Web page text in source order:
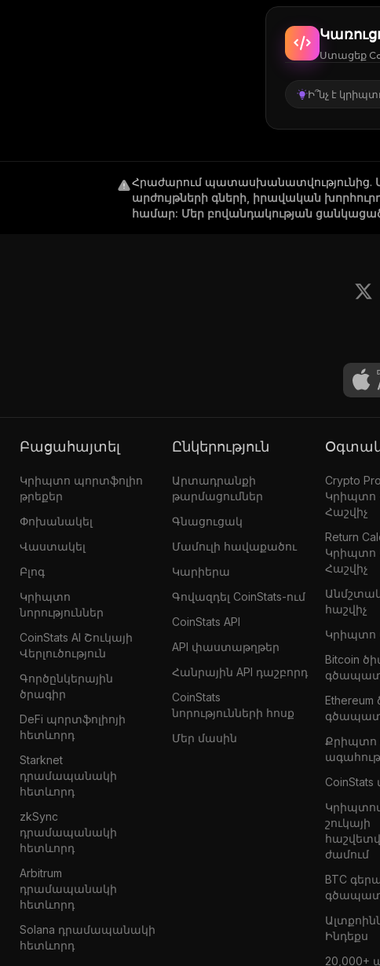
Ստացեք
Ի՞նչ է
Հրաժարում պատասխանատվությունից.
արժույթների գների, իրավական
համար: Մեր բովանդակության
Բացահայտել
Կրիպտո պորտֆոլիո
թրեքեր
Փոխանակել
Վաստակել
Բլոգ
Կրիպտո
նորություններ
CoinStats AI Շուկայի
Վերլուծություն
Գործընկերային
ծրագիր
DeFi պորտֆոլիոյի
հետևորդ
Starknet
դրամապանակի
հետևորդ
zkSync
դրամապանակի
հետևորդ
Arbitrum
դրամապանակի
հետևորդ
Solana դրամապանակի
հետևորդ
Ընկերություն
Արտադրանքի
թարմացումներ
Գնացուցակ
Մամուլի հավաքածու
Կարիերա
Գովազդել CoinStats-ում
CoinStats API
API փաստաթղթեր
Հանրային API դաշբորդ
CoinStats
նորությունների հոսք
Մեր մասին
Crypto
Կրիպտո
Հաշվիչ
Return
Կրիպտո
Հաշվիչ
հաշվիչ
Կրիպտո
Bitcoin
Քրիպտո
շուկայի
ժամում
BTC
Ինդեքս
20,000+